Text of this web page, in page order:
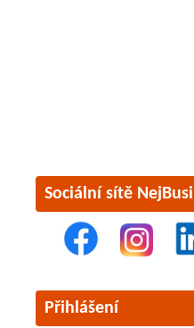
Sociální sítě
Přihlášení